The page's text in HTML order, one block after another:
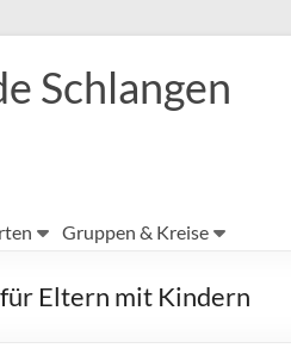
Schlangen
Gruppen & Kreise
Eltern mit Kindern